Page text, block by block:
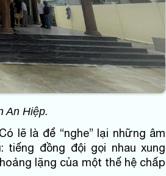
An Hiệp.
lẽ là để “nghe” lại những âm
đồng đội gọi nhau xung
lặng của một thế hệ chấp